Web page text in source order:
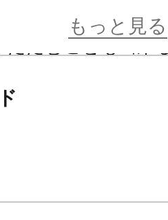
らしい仕上がりに
ん、お仕事用のバ
もっと見る